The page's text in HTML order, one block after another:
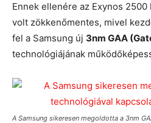
Ennek ellenére az Exynos
volt zökkenőmentes, mivel
fel a Samsung új 3nm GAA
technológiájának
A Samsung sikeresen megoldotta a 3nm